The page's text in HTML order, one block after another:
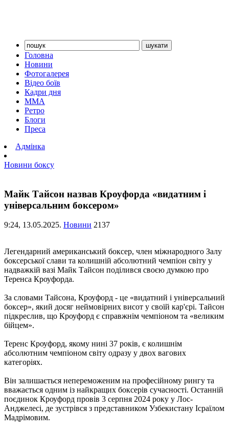
Головна
Новини
Фотогалерея
Відео боїв
Кадри дня
ММА
Ретро
Блоги
Преса
Адмінка
Новини боксу
Майк Тайсон назвав Кроуфорда «видатним і
універсальним боксером»
9:24, 13.05.2025. Новини 2137
Легендарний американський боксер, член міжнародного Залу
боксерської слави та колишній абсолютний чемпіон світу у
надважкій вазі Майк Тайсон поділився своєю думкою про
Теренса Кроуфорда.
За словами Тайсона, Кроуфорд - це «видатний і універсальний
боксер», який досяг неймовірних висот у своїй кар'єрі. Тайсон
підкреслив, що Кроуфорд є справжнім чемпіоном та «великим
бійцем».
Теренс Кроуфорд, якому нині 37 років, є колишнім
абсолютним чемпіоном світу одразу у двох вагових
категоріях.
Він залишається непереможеним на професійному рингу та
вважається одним із найкращих боксерів сучасності. Останній
поєдинок Кроуфорд провів 3 серпня 2024 року у Лос-
Анджелесі, де зустрівся з представником Узбекистану Ісраїлом
Мадрімовим.